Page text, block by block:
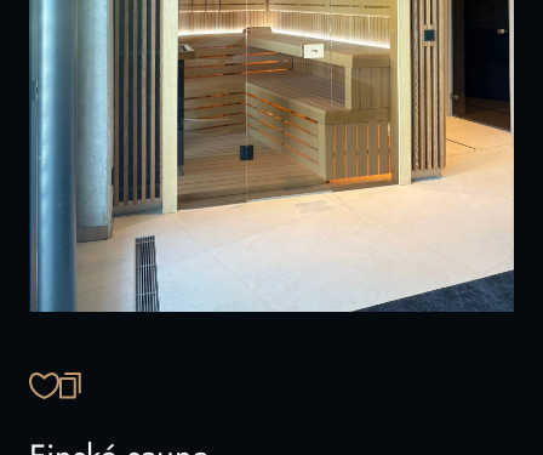
ZKOPÍROVAT ODKAZ